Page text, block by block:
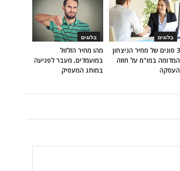
בלוגים
מהו מחיר הזלזול
במועמדים, מעבר לפגיעה
במותג המעסיק
בלוגים
3 סוגים של מחיר הניצחון
המדומה במו"מ על חוזה
העסקה